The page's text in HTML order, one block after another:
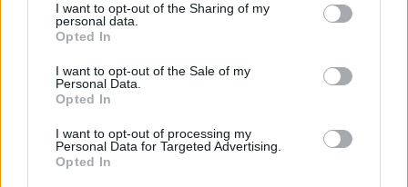
I want to opt-out of the Sharing of my
personal data.
Opted In
I want to opt-out of the Sale of my
Personal Data.
Opted In
I want to opt-out of processing my
Personal Data for Targeted Advertising.
Opted In
profesionistët e lirë.\
Në qendër familja, programi ekonomik i
Koalicionit Euroatlantik
Përfaqësuesi i Koalicionit Euroatlantik, Mateo
Spaho, nënvizoi gjatë konferencës rëndësinë
që i kushton familjes forca që përfaqëson duke